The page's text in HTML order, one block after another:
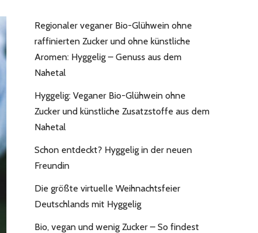
Regionaler veganer Bio-Glühwein ohne
raffinierten Zucker und ohne künstliche
Aromen: Hyggelig – Genuss aus dem
Nahetal
Hyggelig: Veganer Bio-Glühwein ohne
Zucker und künstliche Zusatzstoffe aus dem
Nahetal
Schon entdeckt? Hyggelig in der neuen
Freundin
Die größte virtuelle Weihnachtsfeier
Deutschlands mit Hyggelig
Bio, vegan und wenig Zucker – So findest